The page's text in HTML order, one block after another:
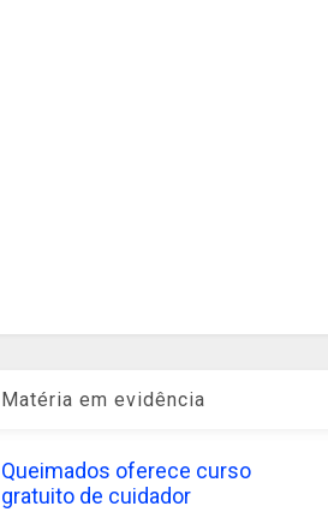
Matéria em evidência
Queimados oferece curso
gratuito de cuidador